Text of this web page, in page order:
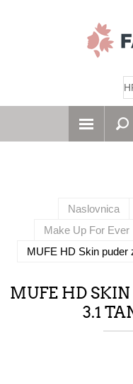
Naslovnica
Make Up For Ever
MUFE HD Skin puder
MUFE HD SKIN
3.1